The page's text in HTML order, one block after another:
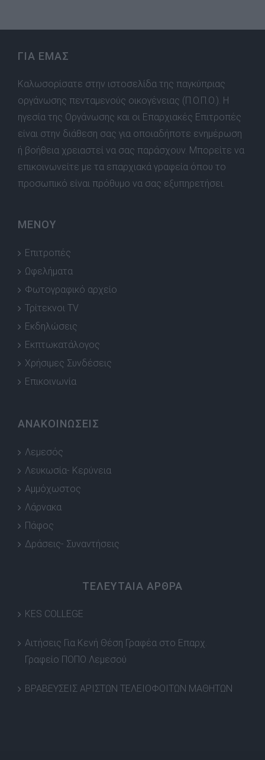
ΓΙΑ ΕΜΑΣ
Καλωσορίσατε στην ιστοσελίδα της παγκύπριας
οργάνωσης πενταμενούς οικογένειας (Π.Ο.Π.Ο.). Η
ηγεσία της Οργάνωσης και οι Επαρχιακές Επιτροπές
είναι στην διάθεση σας για οποιαδήποτε ενημέρωση
ή βοήθεια χρειαστεί να σας παράσχουν. Μπορείτε να
επικοινωνείτε με τα επαρχιακά γραφεία όπου το
προσωπικό είναι πρόθυμο να σας εξυπηρετήσει.
ΜΕΝΟΥ
Επιτροπές
Ωφελήματα
Φωτογραφικό αρχείο
Τρίτεκνοι TV
Εκδηλώσεις
Εκπτωκατάλογος
Χρήσιμες Συνδέσεις
Επικοινωνία
ΑΝΑΚΟΙΝΩΣΕΙΣ
Λεμεσός
Λευκωσία- Κερύνεια
Αμμόχωστος
Λάρνακα
Πάφος
Δράσεις- Συναντήσεις
ΤΕΛΕΥΤΑΙΑ ΑΡΘΡΑ
KES COLLEGE
Αιτήσεις Για Κενή Θέση Γραφέα στο Επαρχ.
Γραφείο ΠΟΠΟ Λεμεσού
ΒΡΑΒΕΥΣΕΙΣ ΑΡΙΣΤΩΝ ΤΕΛΕΙΟΦΟΙΤΩΝ ΜΑΘΗΤΩΝ